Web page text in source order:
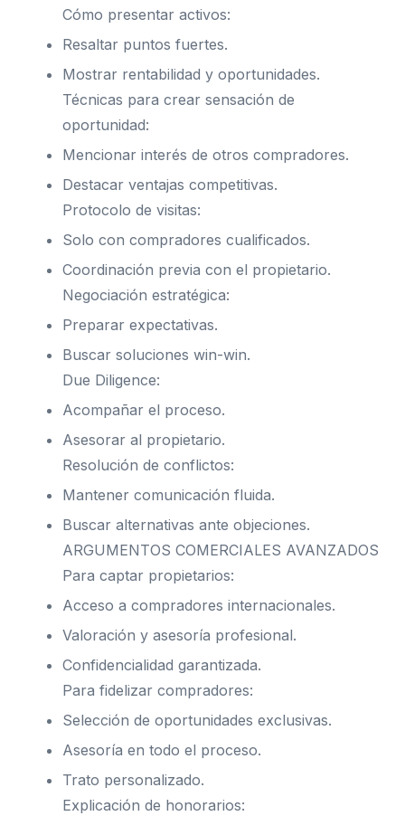
Cómo presentar activos:
Resaltar puntos fuertes.
Mostrar rentabilidad y oportunidades.
Técnicas para crear sensación de
oportunidad:
Mencionar interés de otros compradores.
Destacar ventajas competitivas.
Protocolo de visitas:
Solo con compradores cualificados.
Coordinación previa con el propietario.
Negociación estratégica:
Preparar expectativas.
Buscar soluciones win-win.
Due Diligence:
Acompañar el proceso.
Asesorar al propietario.
Resolución de conflictos:
Mantener comunicación fluida.
Buscar alternativas ante objeciones.
ARGUMENTOS COMERCIALES AVANZADOS
Para captar propietarios:
Acceso a compradores internacionales.
Valoración y asesoría profesional.
Confidencialidad garantizada.
Para fidelizar compradores:
Selección de oportunidades exclusivas.
Asesoría en todo el proceso.
Trato personalizado.
Explicación de honorarios: